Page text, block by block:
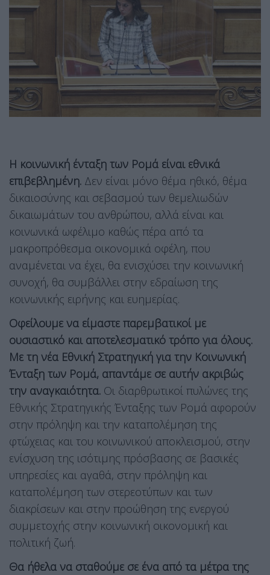
Η κοινωνική ένταξη των Ρομά είναι εθνικά
επιβεβλημένη. Δεν είναι μόνο θέμα ηθικό, θέμα
δικαιοσύνης και σεβασμού των θεμελιωδών
δικαιωμάτων του ανθρώπου, αλλά είναι και
κοινωνικά ωφέλιμο καθώς πέρα από τα
μακροπρόθεσμα οικονομικά οφέλη, που
αναμένεται να έχει, θα ενισχύσει την κοινωνική
συνοχή, θα συμβάλλει στην εδραίωση της
κοινωνικής ειρήνης και ευημερίας.
Οφείλουμε να είμαστε παρεμβατικοί με
ουσιαστικό και αποτελεσματικό τρόπο για όλους.
Με τη νέα Εθνική Στρατηγική για την Κοινωνική
Ένταξη των Ρομά, απαντάμε σε αυτήν ακριβώς
την αναγκαιότητα. Οι διαρθρωτικοί πυλώνες της
Εθνικής Στρατηγικής Ένταξης των Ρομά αφορούν
στην πρόληψη και την καταπολέμηση της
φτώχειας και του κοινωνικού αποκλεισμού, στην
ενίσχυση της ισότιμης πρόσβασης σε βασικές
υπηρεσίες και αγαθά, στην πρόληψη και
καταπολέμηση των στερεοτύπων και των
διακρίσεων και στην προώθηση της ενεργού
συμμετοχής στην κοινωνική οικονομική και
πολιτική ζωή.
Θα ήθελα να σταθούμε σε ένα από τα μέτρα της